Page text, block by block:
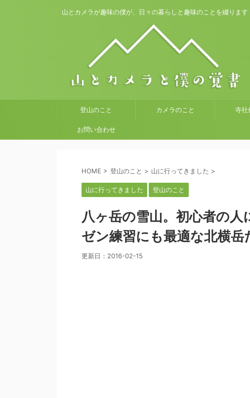
山とカメラが趣味の僕が、日々の暮らしと趣味のことを綴ります
登山のこと カメラのこと 寺社
お問い合わせ
HOME > 登山のこと > 山に行ってきました >
山に行ってきました 登山のこと
八ヶ岳の雪山。初心者の
ゼン練習にも最適な北横岳
更新日： 2016-02-15